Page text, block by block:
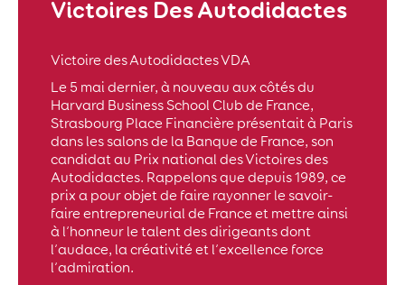
Victoires Des Autodidactes
Victoire des Autodidactes VDA
Le 5 mai dernier, à nouveau aux côtés du
Harvard Business School Club de France,
Strasbourg Place Financière présentait à Paris
dans les salons de la Banque de France, son
candidat au Prix national des Victoires des
Autodidactes. Rappelons que depuis 1989, ce
prix a pour objet de faire rayonner le savoir-
faire entrepreneurial de France et mettre ainsi
à l’honneur le talent des dirigeants dont
l’audace, la créativité et l’excellence force
l’admiration.